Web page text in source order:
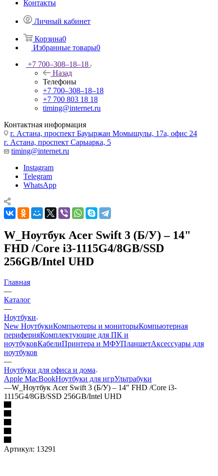
Контакты
Личный кабинет
Корзина0
Избранные товары0
+7 700‒308‒18‒18
Назад
Телефоны
+7 700‒308‒18‒18
+7 700 803 18 18
timing@internet.ru
Контактная информация
г. Астана, проспект Бауыржан Момышулы, 17а, офис 24
г. Астана, проспект Сарыарка, 5
timing@internet.ru
Instagram
Telegram
WhatsApp
W_Ноутбук Acer Swift 3 (Б/У) – 14"
FHD /Core i3-1115G4/8GB/SSD
256GB/Intel UHD
Главная
—
Каталог
—
Ноутбуки
New НоутбукиКомпьютеры и мониторыКомпьютерная
периферияКомплектующие для ПК и
ноутбуковКабелиПринтера и МФУПланшетАксессуары для
ноутбуков
—
Ноутбуки для офиса и дома
Apple MacBookНоутбуки для игрУльтрабуки
—W_Ноутбук Acer Swift 3 (Б/У) – 14" FHD /Core i3-
1115G4/8GB/SSD 256GB/Intel UHD
Артикул: 13291